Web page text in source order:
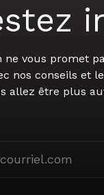
ne vous promet
nos conseils et
allez être plus